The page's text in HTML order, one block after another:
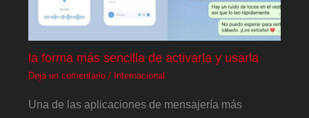
la forma más sencilla de activarla y usarla
Deja un comentario / Internacional
Una de las aplicaciones de mensajería más